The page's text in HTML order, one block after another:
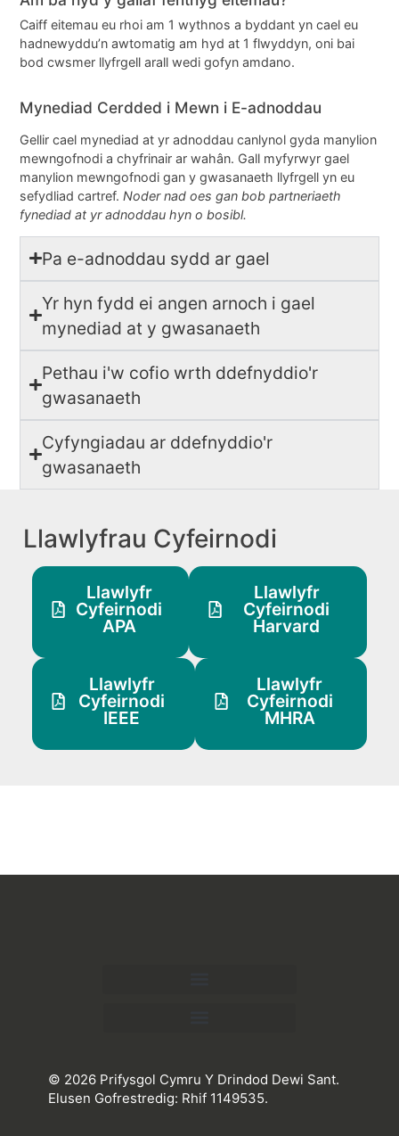
Caiff eitemau eu rhoi am 1 wythnos a byddant yn cael eu
hadnewyddu’n awtomatig am hyd at 1 flwyddyn, oni bai
bod cwsmer llyfrgell arall wedi gofyn amdano.
Mynediad Cerdded i Mewn i E-adnoddau
Gellir cael mynediad at yr adnoddau canlynol gyda manylion
mewngofnodi a chyfrinair ar wahân. Gall myfyrwyr gael
manylion mewngofnodi gan y gwasanaeth llyfrgell yn eu
sefydliad cartref.Noder nad oes gan bob partneriaeth
fynediad at yr adnoddau hyn o bosibl.
Pa e-adnoddau sydd ar gael
Yr hyn fydd ei angen arnoch i gael
mynediad at y gwasanaeth
Pethau i'w cofio wrth ddefnyddio'r
gwasanaeth
Cyfyngiadau ar ddefnyddio'r
gwasanaeth
Llawlyfrau Cyfeirnodi
Llawlyfr
Cyfeirnodi
APA
Llawlyfr
Cyfeirnodi
Harvard
Llawlyfr
Cyfeirnodi
IEEE
Llawlyfr
Cyfeirnodi
MHRA
© 2026 Prifysgol Cymru Y Drindod Dewi Sant.
Elusen Gofrestredig: Rhif 1149535.